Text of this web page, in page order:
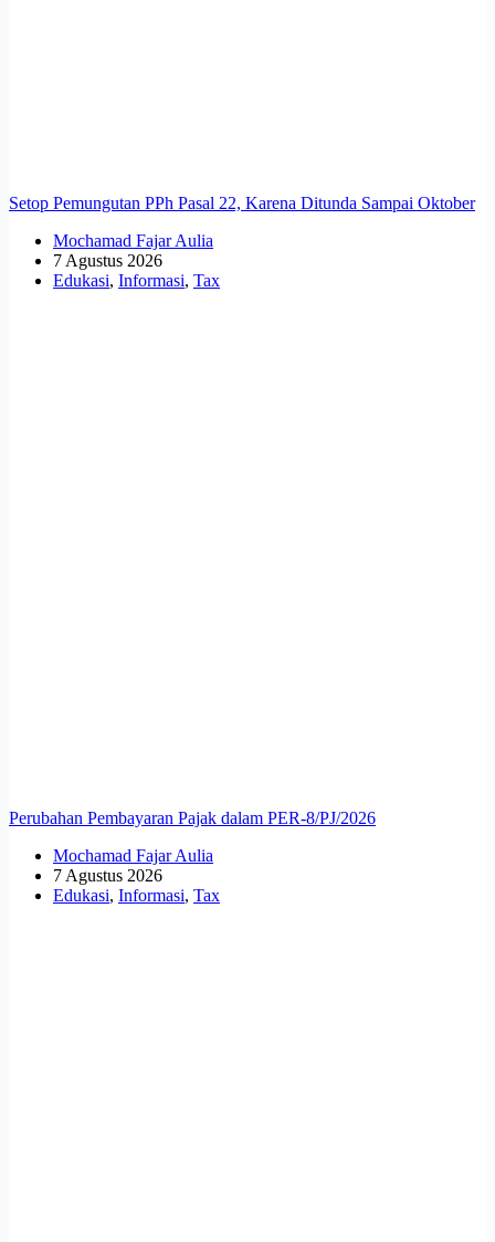
Setop Pemungutan PPh Pasal 22, Karena Ditunda Sampai Oktober
Mochamad Fajar Aulia
7 Agustus 2026
Edukasi, Informasi, Tax
Perubahan Pembayaran Pajak dalam PER-8/PJ/2026
Mochamad Fajar Aulia
7 Agustus 2026
Edukasi, Informasi, Tax